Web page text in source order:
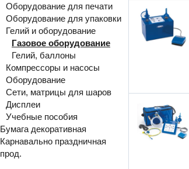
Оборудование для печати
Оборудование для упаковки
Гелий и оборудование
Газовое оборудование
Гелий, баллоны
Компрессоры и насосы
Оборудование
Сети, матрицы для шаров
Дисплеи
Учебные пособия
Бумага декоративная
Карнавально праздничная
прод.